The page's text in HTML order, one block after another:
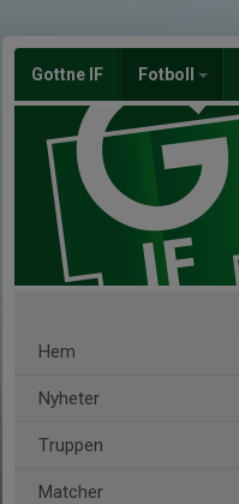
Gottne IF Fotboll
Hem
Nyheter
Truppen
Matcher